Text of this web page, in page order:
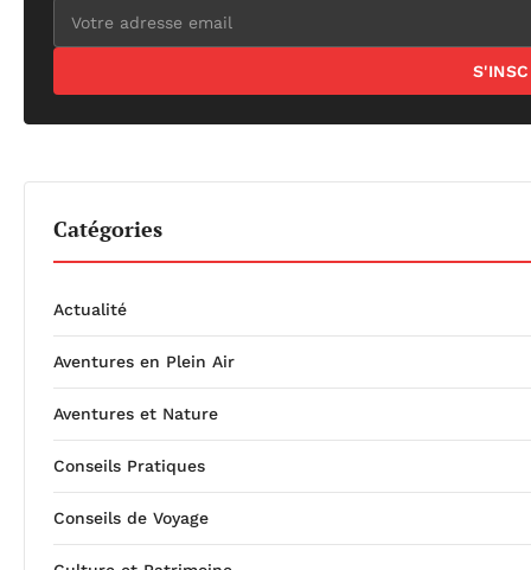
Catégories
Actualité
Aventures en Plein Air
Aventures et Nature
Conseils Pratiques
Conseils de Voyage